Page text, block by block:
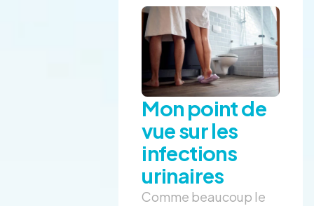
Mon point de
vue sur les
infections
urinaires
Comme beaucoup le